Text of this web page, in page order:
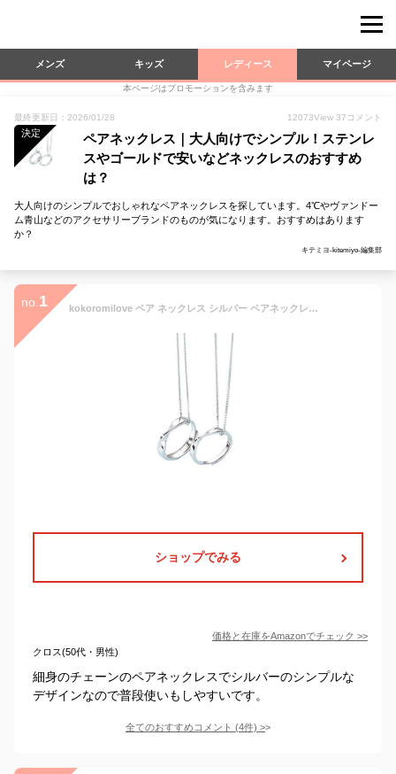
メンズ キッズ レディース マイページ
本ページはプロモーションを含みます
最終更新日：2026/01/28 12073View 37 コメント
決定
ペアネックレス｜大人向けでシンプル！ステンレ
スやゴールドで安いなどネックレスのおすすめ
は？
大人向けのシンプルでおしゃれなペアネックレスを探しています。4℃やヴァンドー
ム青山などのアクセサリーブランドのものが気になります。おすすめはあります
か？
キテミヨ-kitemiyo-編集部
no. 1 kokoromilove ペア ネックレス シルバー ペアネックレス 2個セット カップル お揃い 指輪可能 ネックレス お揃いプレゼント 記念日 おしゃれなギフトラッピング済み
ショップでみる
価格と在庫をAmazonでチェック >>
クロス(50代・男性)
細身のチェーンのペアネックレスでシルバーのシンプルな
デザインなので普段使いもしやすいです。
全てのおすすめコメント (4件) >